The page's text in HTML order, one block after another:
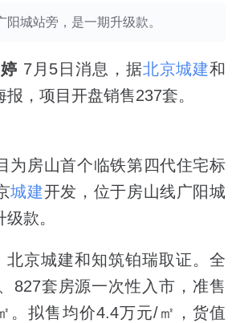
阳城站旁，是一期升级款。
7月5日消息，据北京城建和
，项目开盘销售237套。
为房山首个临铁第四代住宅标
城建开发，位于房山线广阳城
款。
北京城建和知筑铂瑞取证。全
827套房源一次性入市，准售
。拟售均价4.4万元/㎡，货值